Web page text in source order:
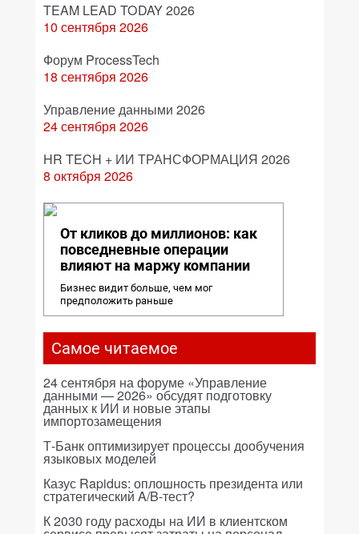
TEAM LEAD TODAY 2026
10 сентября 2026
Форум ProcessTech
18 сентября 2026
Управление данными 2026
24 сентября 2026
HR TECH + ИИ ТРАНСФОРМАЦИЯ 2026
8 октября 2026
От кликов до миллионов: как
повседневные операции
влияют на маржу компании
Бизнес видит больше, чем мог
предположить раньше
Самое читаемое
24 сентября на форуме «Управление
данными — 2026» обсудят подготовку
данных к ИИ и новые этапы
импортозамещения
Т-Банк оптимизирует процессы дообучения
языковых моделей
Казус Rapidus: оплошность президента или
стратегический A/B-тест?
К 2030 году расходы на ИИ в клиентском